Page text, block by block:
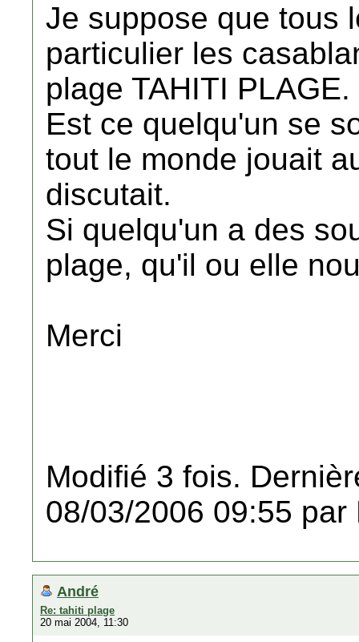
Je suppose que tous
particulier les
plage TAHITI PLAGE.
Est ce quelqu'un se
tout le monde jouait
discutait.
Si quelqu'un a des
plage, qu'il ou elle
Merci
Modifié 3 fois.
08/03/2006 09:55 par
André
Re: tahiti plage
20 mai 2004, 11:30